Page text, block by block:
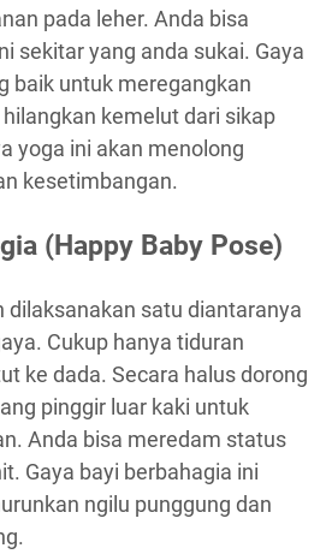
pada leher. Anda bisa
sekitar yang anda sukai. Gaya
baik untuk meregangkan
kemelut dari sikap
yoga ini akan menolong
kesetimbangan.
(Happy Baby Pose)
dilaksanakan satu diantaranya
Cukup hanya tiduran
ke dada. Secara halus dorong
pinggir luar kaki untuk
Anda bisa meredam status
Gaya bayi berbahagia ini
ngilu punggung dan